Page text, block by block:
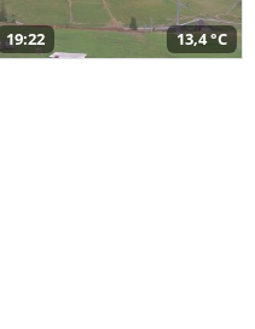
19:22 13,4 °C